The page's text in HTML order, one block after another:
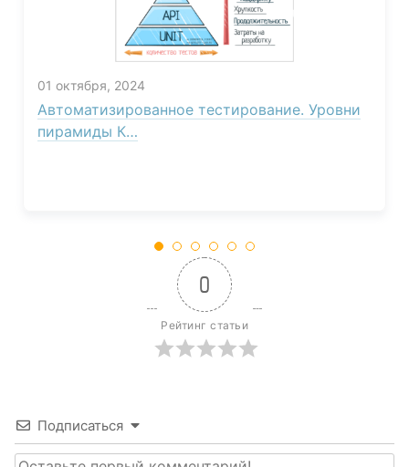
01 октября, 2024
Автоматизированное тестирование. Уровни
пирамиды К…
0
Рейтинг статьи
Подписаться